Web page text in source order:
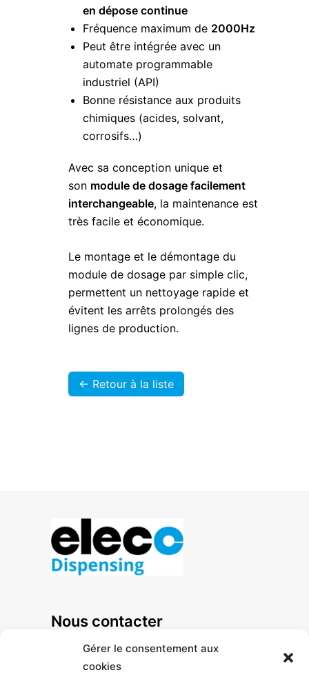
Gérer le consentement aux
cookies
en dépose continue
Fréquence maximum de 2000Hz
Peut être intégrée avec un
automate programmable
industriel (API)
Bonne résistance aux produits
chimiques (acides, solvant,
corrosifs…)
Avec sa conception unique et
son module de dosage facilement
interchangeable, la maintenance est
très facile et économique.
Le montage et le démontage du
module de dosage par simple clic,
permettent un nettoyage rapide et
évitent les arrêts prolongés des
lignes de production.
<- Retour à la liste
Nous contacter
+33 1 47 92 41 80